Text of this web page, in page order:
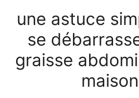
une astuce
se
graisse
maison